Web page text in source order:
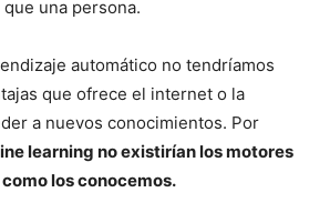
una persona.
automático no tendríamos
que ofrece el internet o la
a nuevos conocimientos. Por
learning no existirían los motores
los conocemos.